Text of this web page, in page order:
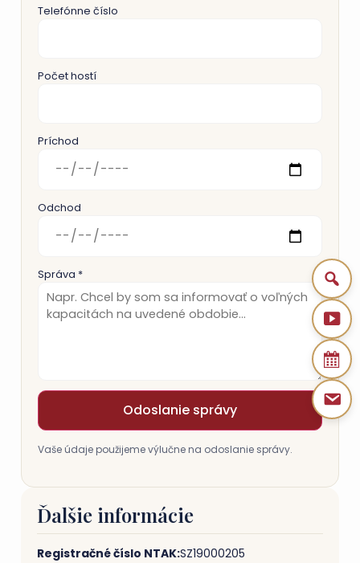
Telefónne číslo
Počet hostí
Príchod
Odchod
Správa *
Odoslanie správy
Vaše údaje použijeme výlučne na odoslanie správy.
Ďalšie informácie
Registračné číslo NTAK:SZ19000205